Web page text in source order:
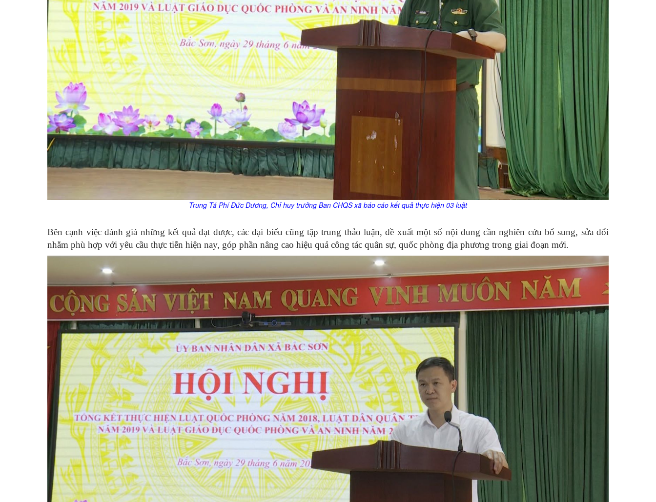
Trung Tá Phí Đức Dương, Chỉ huy trưởng Ban CHQS xã báo cáo kết quả thực hiện 03 luật
Bên cạnh việc đánh giá những kết quả đạt được, các đại biểu cũng tập trung thảo luận, đề xuất một số nội dung cần nghiên cứu bổ sung, sửa đổi
nhằm phù hợp với yêu cầu thực tiễn hiện nay, góp phần nâng cao hiệu quả công tác quân sự, quốc phòng địa phương trong giai đoạn mới.